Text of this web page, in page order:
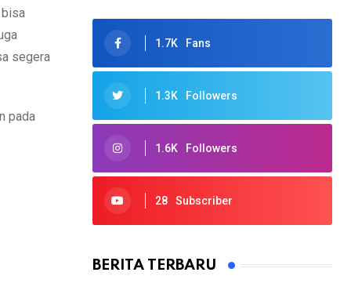
bisa
segera
pada
1.7K Fans
1.3K Followers
1.6K Followers
28 Subscriber
BERITA TERBARU